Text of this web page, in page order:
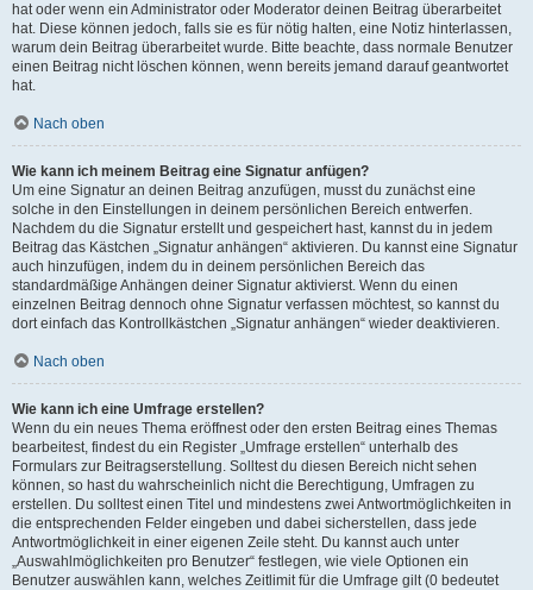
hat oder wenn ein Administrator oder Moderator deinen Beitrag überarbeitet
hat. Diese können jedoch, falls sie es für nötig halten, eine Notiz hinterlassen,
warum dein Beitrag überarbeitet wurde. Bitte beachte, dass normale Benutzer
einen Beitrag nicht löschen können, wenn bereits jemand darauf geantwortet
hat.
Nach oben
Wie kann ich meinem Beitrag eine Signatur anfügen?
Um eine Signatur an deinen Beitrag anzufügen, musst du zunächst eine
solche in den Einstellungen in deinem persönlichen Bereich entwerfen.
Nachdem du die Signatur erstellt und gespeichert hast, kannst du in jedem
Beitrag das Kästchen „Signatur anhängen“ aktivieren. Du kannst eine Signatur
auch hinzufügen, indem du in deinem persönlichen Bereich das
standardmäßige Anhängen deiner Signatur aktivierst. Wenn du einen
einzelnen Beitrag dennoch ohne Signatur verfassen möchtest, so kannst du
dort einfach das Kontrollkästchen „Signatur anhängen“ wieder deaktivieren.
Nach oben
Wie kann ich eine Umfrage erstellen?
Wenn du ein neues Thema eröffnest oder den ersten Beitrag eines Themas
bearbeitest, findest du ein Register „Umfrage erstellen“ unterhalb des
Formulars zur Beitragserstellung. Solltest du diesen Bereich nicht sehen
können, so hast du wahrscheinlich nicht die Berechtigung, Umfragen zu
erstellen. Du solltest einen Titel und mindestens zwei Antwortmöglichkeiten in
die entsprechenden Felder eingeben und dabei sicherstellen, dass jede
Antwortmöglichkeit in einer eigenen Zeile steht. Du kannst auch unter
„Auswahlmöglichkeiten pro Benutzer“ festlegen, wie viele Optionen ein
Benutzer auswählen kann, welches Zeitlimit für die Umfrage gilt (0 bedeutet